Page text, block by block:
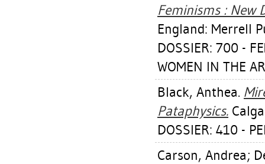
Feminisms : New
England: Merrell
DOSSIER: 700 -
WOMEN IN THE
Black, Anthea.
Pataphysics.
DOSSIER: 410 -
Carson, Andrea;